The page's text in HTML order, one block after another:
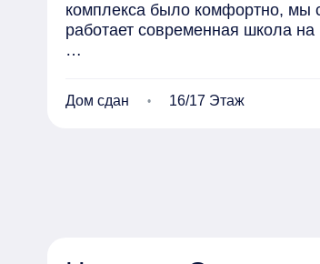
комплекса было комфортно, мы
работает современная школа
покрытием. Для пешеходов
наземных машиномест. Зона
Дом сдан 16/17 Этаж